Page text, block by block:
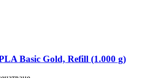
Basic Gold, Refill (1.000 g)